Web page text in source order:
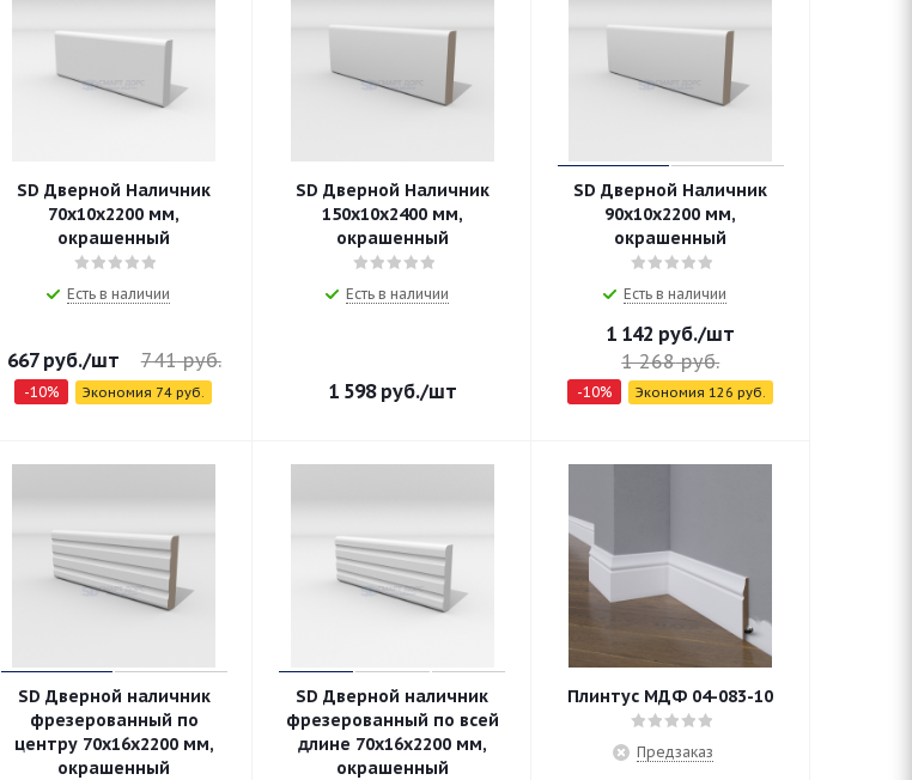
SD Дверной Наличник
70х10х2200 мм,
окрашенный
Есть в наличии
667руб./шт 741руб.
-10% Экономия 74 руб.
SD Дверной Наличник
150х10х2400 мм,
окрашенный
Есть в наличии
1 598руб./шт
SD Дверной Наличник
90х10х2200 мм,
окрашенный
Есть в наличии
1 142 руб./шт
1 268руб.
-10% Экономия 126 руб.
SD Дверной наличник
фрезерованный по
центру 70х16х2200 мм,
окрашенный
SD Дверной наличник
фрезерованный по всей
длине 70х16х2200 мм,
окрашенный
Плинтус МДФ 04-083-10
Предзаказ